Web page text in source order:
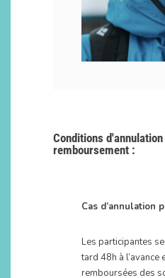
Conditions
remboursement :
Cas d’annulation
Les participantes
tard 48h à l’avance
remboursées des